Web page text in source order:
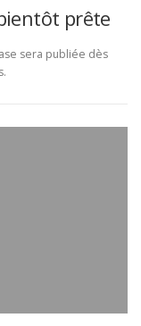
prête
sera publiée dès